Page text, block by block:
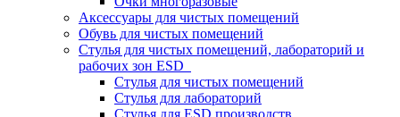
Аксессуары для чистых помещений
Обувь для чистых помещений
Стулья для чистых помещений, лабораторий и
рабочих зон ESD
Стулья для чистых помещений
Стулья для лабораторий